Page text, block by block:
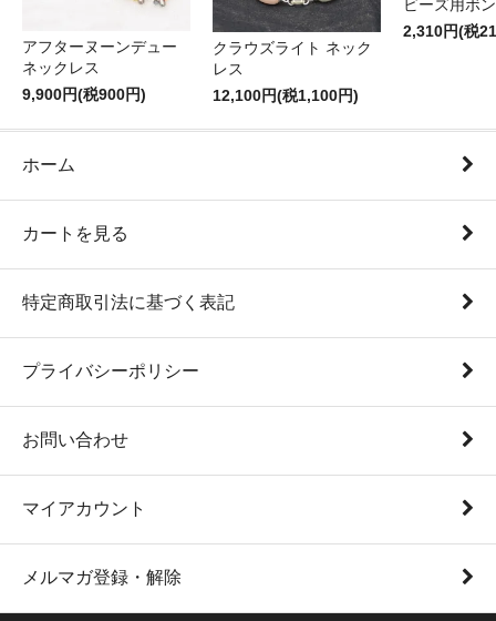
アフターヌーンデュー
ネックレス
9,900円(税900円)
クラウズライト ネック
レス
12,100円(税1,100円)
ビーズ用ボ
2,310円(税
ホーム
カートを見る
特定商取引法に基づく表記
プライバシーポリシー
お問い合わせ
マイアカウント
メルマガ登録・解除